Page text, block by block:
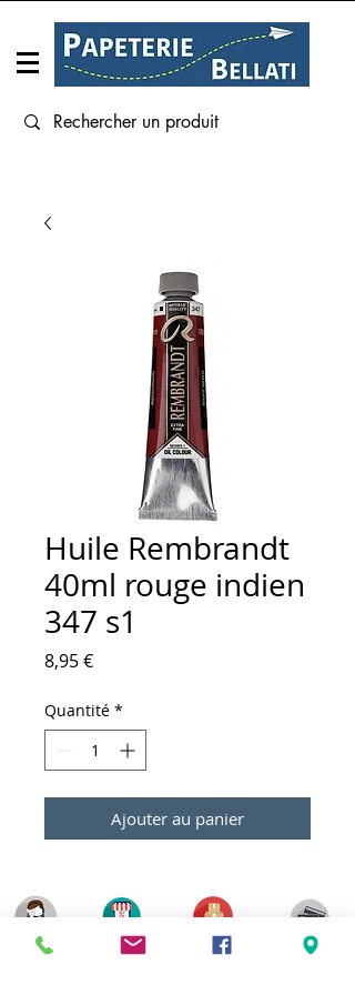
Huile Rembrandt
40ml rouge indien
347 s1
8,95 €Prix
Quantité *
Ajouter au panier
Service client
Paiement sécurisé
Click & Collect 2H
Livraison gratuite